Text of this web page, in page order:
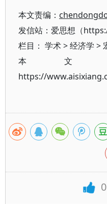
本文责编：
发信站：爱思想（
栏目： 学术>经济学 >
本文
https://
0